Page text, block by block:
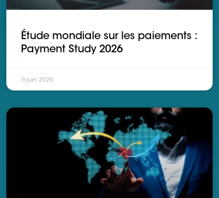
Étude mondiale sur les paiements :
Payment Study 2026
11 juin 2026